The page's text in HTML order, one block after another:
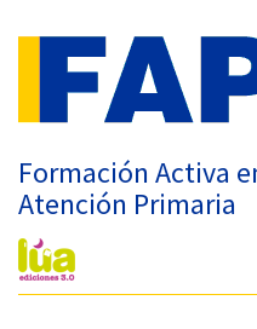
Formación Activa
Atención Primaria